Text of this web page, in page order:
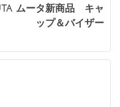
ムータ新商品 キャ
ップ＆バイザー